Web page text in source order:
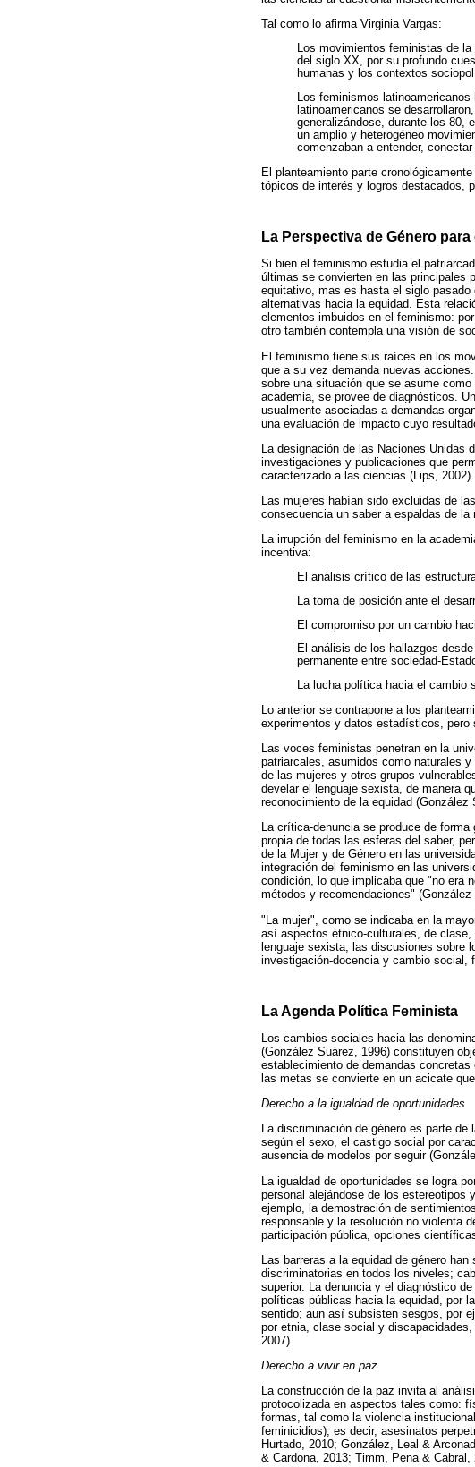
Tal como lo afirma Virginia Vargas:
Los movimientos feministas de
del siglo XX, por su profundo
humanas y los contextos
Los feminismos
latinoamericanos se
generalizándose, durante los 80,
un amplio y heterogéneo
comenzaban a entender,
El planteamiento parte
tópicos de interés y logros destacados,
La Perspectiva de Género
Si bien el feminismo estudia el
últimas se convierten en las principales
equitativo, mas es hasta el siglo
alternativas hacia la equidad. Esta
elementos imbuidos en el feminismo:
otro también contempla una visión de
El feminismo tiene sus raíces en los
que a su vez demanda nuevas
sobre una situación que se asume
academia, se provee de diagnósticos.
usualmente asociadas a demandas
una evaluación de impacto cuyo
La designación de las Naciones
investigaciones y publicaciones que
caracterizado a las ciencias (Lips, 2002).
Las mujeres habían sido excluidas de
consecuencia un saber a espaldas de la
La irrupción del feminismo en la
incentiva:
El análisis crítico de las
La toma de posición ante el
El compromiso por un cambio
El análisis de los hallazgos
permanente entre sociedad-
La lucha política hacia el
Lo anterior se contrapone a los
experimentos y datos estadísticos, pero
Las voces feministas penetran en la
patriarcales, asumidos como naturales
de las mujeres y otros grupos
develar el lenguaje sexista, de manera
reconocimiento de la equidad (González
La crítica-denuncia se produce de
propia de todas las esferas del saber,
de la Mujer y de Género en las
integración del feminismo en las
condición, lo que implicaba que "no era
métodos y recomendaciones" (González
"La mujer", como se indicaba en la
así aspectos étnico-culturales, de
lenguaje sexista, las discusiones sobre
investigación-docencia y cambio social,
La Agenda Política Feminista
Los cambios sociales hacia las
(González Suárez, 1996) constituyen
establecimiento de demandas
las metas se convierte en un acicate
Derecho a la igualdad de oportunidades
La discriminación de género es parte
según el sexo, el castigo social por
ausencia de modelos por seguir
La igualdad de oportunidades se logra
personal alejándose de los estereotipos
ejemplo, la demostración de
responsable y la resolución no violenta
participación pública, opciones
Las barreras a la equidad de género
discriminatorias en todos los niveles;
superior. La denuncia y el diagnóstico
políticas públicas hacia la equidad, por
sentido; aun así subsisten sesgos, por
por etnia, clase social y discapacidades,
2007).
Derecho a vivir en paz
La construcción de la paz invita al
protocolizada en aspectos tales como:
formas, tal como la violencia
feminicidios), es decir, asesinatos
Hurtado, 2010; González, Leal &
& Cardona, 2013; Timm, Pena &